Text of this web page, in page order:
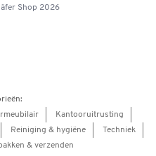
Shop 2026
Kantooruitrusting
Reiniging & hygiëne
Techniek
& verzenden